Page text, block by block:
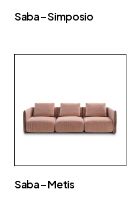
Saba – Simposio
Saba – Metis